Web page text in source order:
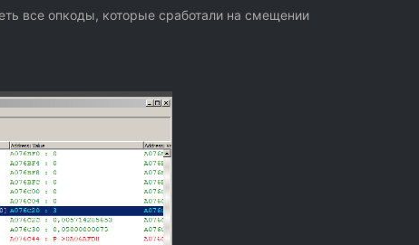
все опкоды, которые сработали на смещении